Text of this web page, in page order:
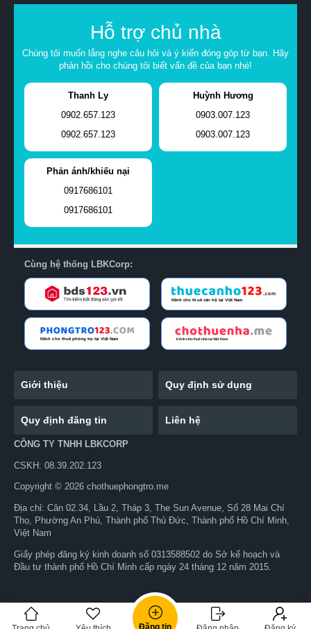
0969716784 Zalo Nhắn tin
Hỗ trợ chủ nhà
Chúng tôi muốn lắng nghe câu hỏi và ý kiến đóng góp từ bạn. Hãy
phản hồi cho chúng tôi biết vấn đề của bạn nhé!
Thanh Ly
0902.657.123
0902.657.123
Huỳnh Hương
0903.007.123
0903.007.123
Phản ánh/khiếu nại
0917686101
0917686101
Cùng hệ thống LBKCorp:
Giới thiệu Quy định sử dụng
Quy định đăng tin Liên hệ
CÔNG TY TNHH LBKCORP
CSKH: 08.39.202.123
Copyright © 2026 chothuephongtro.me
Địa chỉ: Căn 02.34, Lầu 2, Tháp 3, The Sun Avenue, Số 28 Mai Chí
Thọ, Phường An Phú, Thành phố Thủ Đức, Thành phố Hồ Chí Minh,
Việt Nam
Giấy phép đăng ký kinh doanh số 0313588502 do Sở kế hoạch và
Đầu tư thành phố Hồ Chí Minh cấp ngày 24 tháng 12 năm 2015.
Đăng tin